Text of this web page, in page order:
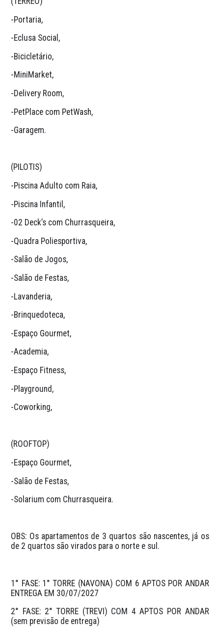
-Portaria,
-Eclusa Social,
-Bicicletário,
-MiniMarket,
-Delivery Room,
-PetPlace com PetWash,
-Garagem.
(PILOTIS)
-Piscina Adulto com Raia,
-Piscina Infantil,
-02 Deck’s com Churrasqueira,
-Quadra Poliesportiva,
-Salão de Jogos,
-Salão de Festas,
-Lavanderia,
-Brinquedoteca,
-Espaço Gourmet,
-Academia,
-Espaço Fitness,
-Playground,
-Coworking,
(ROOFTOP)
-Espaço Gourmet,
-Salão de Festas,
-Solarium com Churrasqueira.
OBS: Os apartamentos de 3 quartos são nascentes, já os
de 2 quartos são virados para o norte e sul.
1° FASE: 1° TORRE (NAVONA) COM 6 APTOS POR ANDAR
ENTREGA EM 30/07/2027
2° FASE: 2° TORRE (TREVI) COM 4 APTOS POR ANDAR
(sem previsão de entrega)